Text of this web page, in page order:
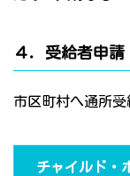
４．受給者申
市区町村へ通所受
チャイルド・